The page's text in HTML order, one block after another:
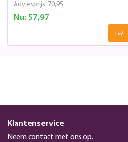
Nu:57,97
Adviesprijs: 70,95
Klantenservice
Neem contact met ons op.